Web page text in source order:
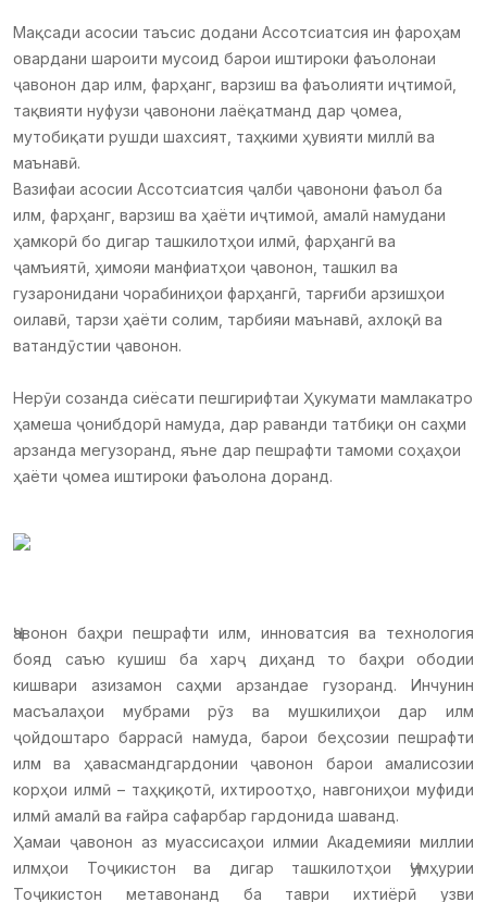
Мақсади асосии таъсис додани Ассотсиатсия ин фароҳам
овардани шароити мусоид барои иштироки фаъолонаи
ҷавонон дар илм, фарҳанг, варзиш ва фаъолияти иҷтимоӣ,
тақвияти нуфузи ҷавонони лаёқатманд дар ҷомеа,
мутобиқати рушди шахсият, таҳкими ҳувияти миллӣ ва
маънавӣ.
Вазифаи асосии Ассотсиатсия ҷалби ҷавонони фаъол ба
илм, фарҳанг, варзиш ва ҳаёти иҷтимоӣ, амалӣ намудани
ҳамкорӣ бо дигар ташкилотҳои илмӣ, фарҳангӣ ва
ҷамъиятӣ, ҳимояи манфиатҳои ҷавонон, ташкил ва
гузаронидани чорабиниҳои фарҳангӣ, тарғиби арзишҳои
оилавӣ, тарзи ҳаёти солим, тарбияи маънавӣ, ахлоқӣ ва
ватандӯстии ҷавонон.
Нерӯи созанда сиёсати пешгирифтаи Ҳукумати мамлакатро
ҳамеша ҷонибдорӣ намуда, дар раванди татбиқи он саҳми
арзанда мегузоранд, яъне дар пешрафти тамоми соҳаҳои
ҳаёти ҷомеа иштироки фаъолона доранд.
Ҷавонон баҳри пешрафти илм, инноватсия ва технология
бояд саъю кушиш ба харҷ диҳанд то баҳри ободии
кишвари азизамон саҳми арзандае гузоранд. Инчунин
масъалаҳои мубрами рӯз ва мушкилиҳои дар илм
ҷойдоштаро баррасӣ намуда, барои беҳсозии пешрафти
илм ва ҳавасмандгардонии ҷавонон барои амалисозии
корҳои илмӣ – таҳқиқотӣ, ихтироотҳо, навгониҳои муфиди
илмӣ амалӣ ва ғайра сафарбар гардонида шаванд.
Ҳамаи ҷавонон аз муассисаҳои илмии Академияи миллии
илмҳои Тоҷикистон ва дигар ташкилотҳои Ҷумҳурии
Тоҷикистон метавонанд ба таври ихтиёрӣ узви